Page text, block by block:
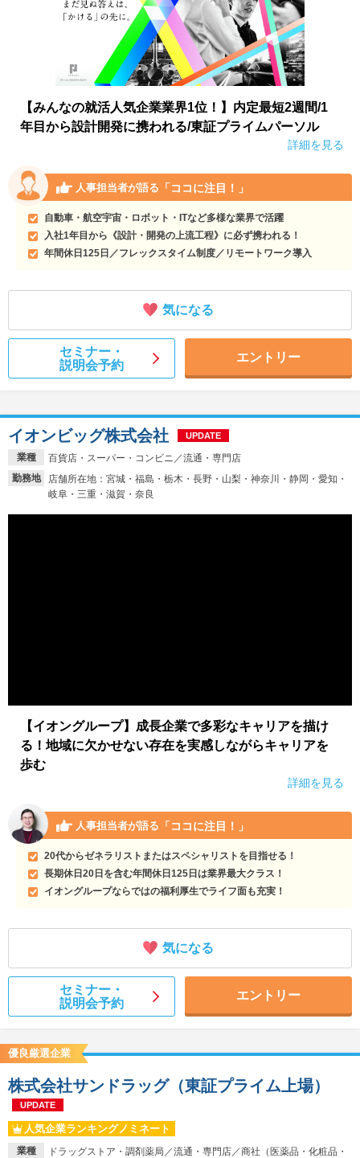
【みんなの就活人気企業業界1位！】内定最短2週間/1
年目から設計開発に携われる/東証プライムパーソル
詳細を見る
人事担当者が語る 「ココに注目！」
自動車・航空宇宙・ロボット・ITなど多様な業界で活躍
入社1年目から《設計・開発の上流工程》に必ず携われる！
年間休日125日／フレックスタイム制度／リモートワーク導入
気になる
セミナー・
説明会予約
エントリー
業種
百貨店・スーパー・コンビニ／流通・専門店
勤務地
店舗所在地：宮城・福島・栃木・長野・山梨・神奈川・静岡・愛知・
岐阜・三重・滋賀・奈良
イオンビッグ株式会社 UPDATE
【イオングループ】成長企業で多彩なキャリアを描け
る！地域に欠かせない存在を実感しながらキャリアを
歩む
詳細を見る
人事担当者が語る 「ココに注目！」
20代からゼネラリストまたはスペシャリストを目指せる！
長期休日20日を含む年間休日125日は業界最大クラス！
イオングループならではの福利厚生でライフ面も充実！
気になる
セミナー・
説明会予約
エントリー
優良厳選企業
業種 ドラッグストア・調剤薬局／流通・専門店／商社（医薬品・化粧品・
株式会社サンドラッグ（東証プライム上場）
UPDATE
人気企業ランキングノミネート